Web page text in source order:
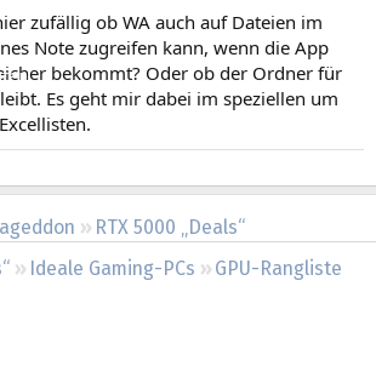
RTX 5000 „Deals“
Ideale Gaming-PCs
GPU-Rangliste
zufällig ob WA auch auf Dateien im
Note zugreifen kann, wenn die App
bekommt? Oder ob der Ordner für
Es geht mir dabei im speziellen um